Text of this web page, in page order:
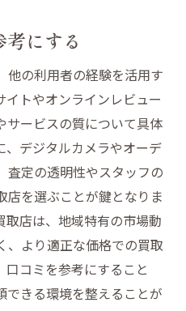
ための事前準備
めの取引の流れ
ミュニケーションのコ
現するためのアドバイ
ップの重要性
にする
他の利用者の経験を活用す
イトやオンラインレビュー
サービスの質について具体
、デジタルカメラやオーデ
査定の透明性やスタッフの
店を選ぶことが鍵となりま
取店は、地域特有の市場動
、より適正な価格での買取
コミを参考にすること
できる環境を整えることが